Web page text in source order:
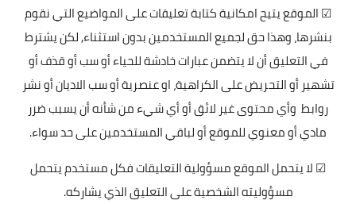
☑ الموقع يتيح امكانية كتابة تعليقات على المواضيع التي نقوم
بنشرها، وهذا حق لجميع المستخدمين بدون استثناء, لكن يشترط
في التعليق أن لا يتضمن عبارات خادشة للحياء أو سب أو قذف أو
تشهير أو التحريض على الكراهية، او عنصرية أو سب الاديان أو نشر
روابط وأي محتوى غير لائق أو أي شيء من شأنه أن يسبب ضرر
مادي أو معنوي للموقع أو لباقي المستخدمين على حد سواء.
☑ لا يتحمل الموقع مسؤولية التعليقات فكل مستخدم يتحمل
مسؤوليته الشخصية على التعليق الذي يشاركه.